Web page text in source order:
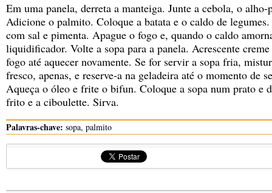
Em uma panela, derreta a manteiga. Junte a cebola, o
Adicione o palmito. Coloque a batata e o caldo de
com sal e pimenta. Apague o fogo e, quando o caldo
liquidificador. Volte a sopa para a panela. Acrescente
fogo até aquecer novamente. Se for servir a sopa fria,
fresco, apenas, e reserve-a na geladeira até o momento de
Aqueça o óleo e frite o bifun. Coloque a sopa num prato e
frito e a ciboulette. Sirva.
Palavras-chave: sopa, palmito